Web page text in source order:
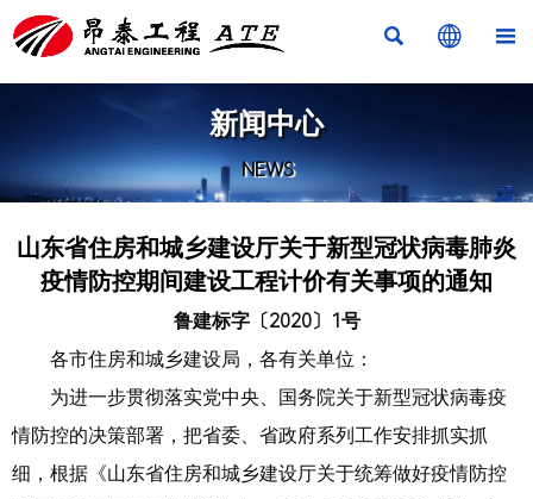
  
新闻中心
NEWS
山东省住房和城乡建设厅关于新型冠状病毒肺炎
疫情防控期间建设工程计价有关事项的通知
鲁建标字〔2020〕1号
各市住房和城乡建设局，各有关单位：
为进一步贯彻落实党中央、国务院关于新型冠状病毒疫
情防控的决策部署，把省委、省政府系列工作安排抓实抓
细，根据《山东省住房和城乡建设厅关于统筹做好疫情防控